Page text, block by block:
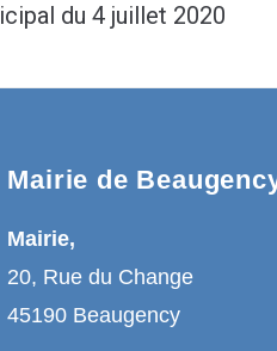
du 4 juillet 2020
Mairie de
Mairie,
20, Rue du Change
45190 Beaugency